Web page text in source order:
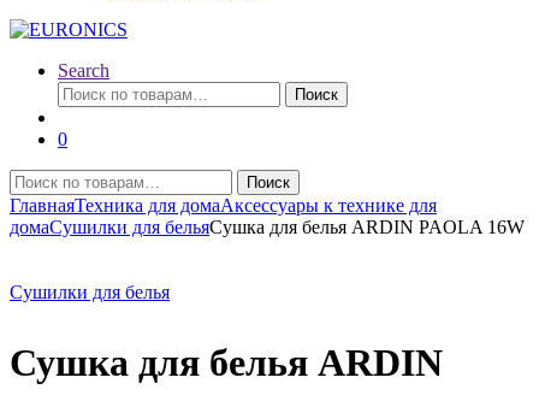
Search
Искать:
Поиск
0
Искать:
Поиск
ГлавнаяТехника для домаАксессуары к технике для
домаСушилки для бельяСушка для белья ARDIN PAOLA 16W
Сушилки для белья
Сушка для белья ARDIN